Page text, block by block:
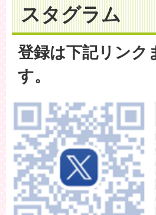
スタグラム
登録は下記リンク
す。